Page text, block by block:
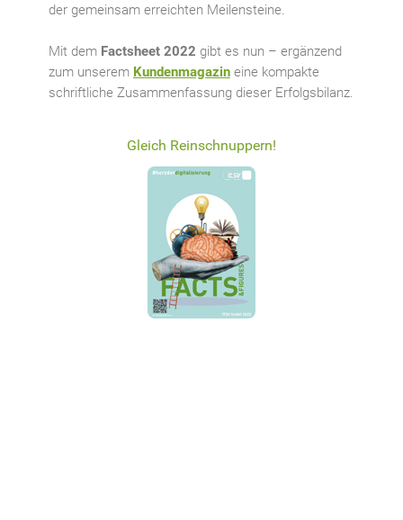
der gemeinsam erreichten Meilensteine.
Mit dem Factsheet 2022 gibt es nun – ergänzend
zum unserem Kundenmagazineine kompakte
schriftliche Zusammenfassung dieser Erfolgsbilanz.
Gleich Reinschnuppern!